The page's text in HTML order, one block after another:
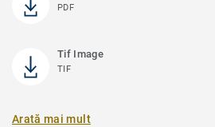
PDF
Tif Image
TIF
Arată mai mult